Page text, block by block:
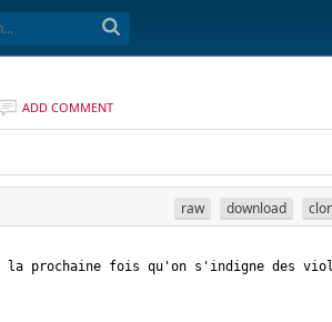
ADD COMMENT
raw download